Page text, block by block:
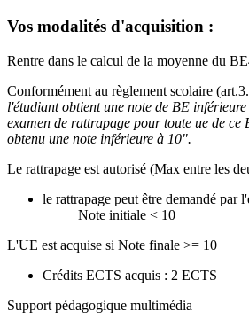
Vos modalités d'acquisition :
Rentre dans le calcul de la moyenne du
Conformément au règlement scolaire
l'étudiant obtient une note de BE
examen de rattrapage pour toute ue de
obtenu une note inférieure à 10".
Le rattrapage est autorisé (Max entre les
le rattrapage peut être demandé par
Note initiale < 10
L'UE est acquise si Note finale >= 10
Crédits ECTS acquis : 2 ECTS
Support pédagogique multimédia